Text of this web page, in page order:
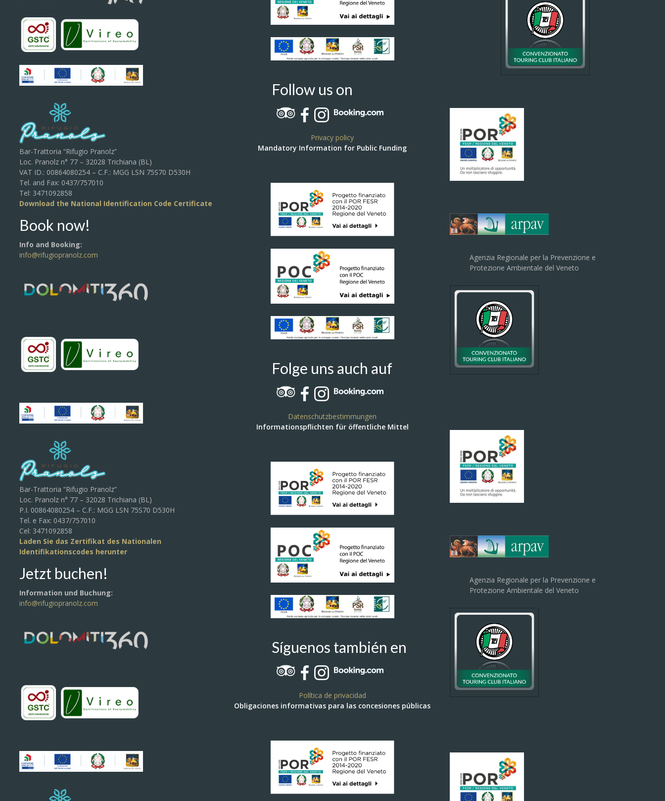
Bar-Trattoria “Rifugio Pranolz”
Loc. Pranolz n° 77 – 32028 Trichiana (BL)
VAT ID.: 00864080254 – C.F.: MGG LSN 75S70 D530H
Tel. and Fax: 0437/757010
Tel: 3471092858
Download the National Identification Code Certificate
Book now!
Info and Booking:
info@rifugiopranolz.com
Bar-Trattoria “Rifugio Pranolz”
Loc. Pranolz n° 77 – 32028 Trichiana (BL)
P.I. 00864080254 – C.F.: MGG LSN 75S70 D530H
Tel. e Fax: 0437/757010
Cel: 3471092858
Laden Sie das Zertifikat des Nationalen
Identifikationscodes herunter
Jetzt buchen!
Information und Buchung:
info@rifugiopranolz.com
Follow us on
Privacy policy
Mandatory Information for Public Funding
Folge uns auch auf
Datenschutzbestimmungen
Informationspflichten für öffentliche Mittel
Síguenos también en
Política de privacidad
Obligaciones informativas para las concesiones públicas
Agenzia Regionale per la Prevenzione e
Protezione Ambientale del Veneto
Agenzia Regionale per la Prevenzione e
Protezione Ambientale del Veneto